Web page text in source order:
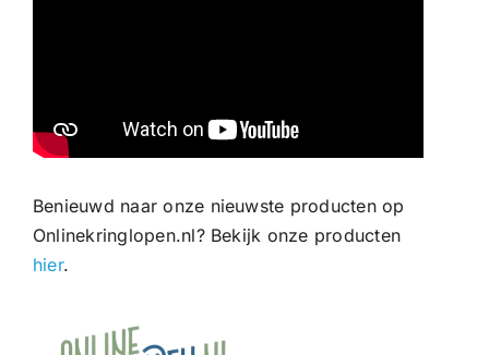
Benieuwd naar onze nieuwste producten op
Onlinekringlopen.nl? Bekijk onze producten
hier.